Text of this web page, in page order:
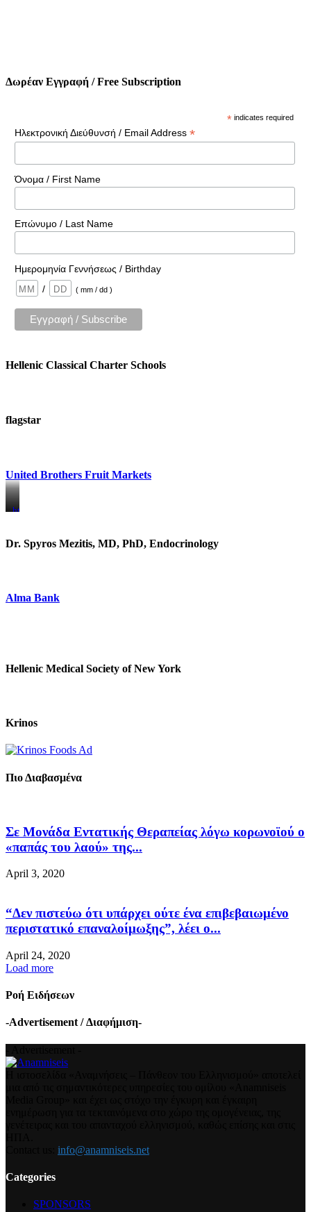
Δωρέαν Εγγραφή / Free Subscription
* indicates required
Ηλεκτρονική Διεύθυνσή / Email Address *
Όνομα / First Name
Επώνυμο / Last Name
Ημερομηνία Γεννήσεως / Birthday
/
( mm / dd )
Hellenic Classical Charter Schools
flagstar
United Brothers Fruit Markets
https://www.unitedbrothersfruitmarkets.com/
https://www.unitedbrothersfruitmarkets.com/
Dr. Spyros Mezitis, MD, PhD, Endocrinology
Alma Bank
Hellenic Medical Society of New York
Krinos
Πιο Διαβασμένα
Σε Μονάδα Εντατικής Θεραπείας λόγω κορωνοϊού ο
«παπάς του λαού» της...
April 3, 2020
“Δεν πιστεύω ότι υπάρχει ούτε ένα επιβεβαιωμένο
περιστατικό επαναλοίμωξης”, λέει ο...
April 24, 2020
Load more
Ροή Ειδήσεων
-Advertisement / Διαφήμιση-
info@anamniseis.net
Categories
SPONSORS